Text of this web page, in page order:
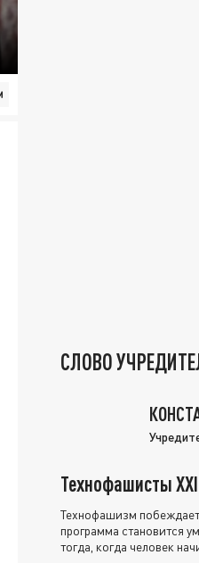
СЛОВО
Технофашисты
Технофашизм побеждает
программа становится
тогда, когда человек